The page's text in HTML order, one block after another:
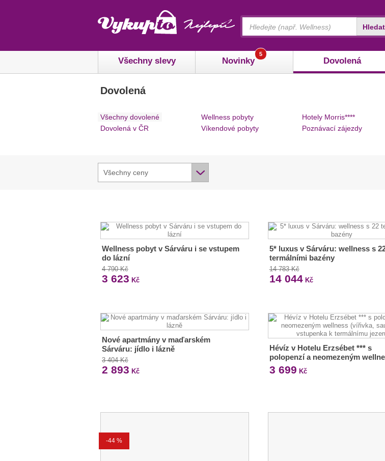
Všechny slevy Novinky
5
Dovolená
Hledat
Dovolená
Všechny dovolené
Dovolená v ČR
Wellness pobyty
Víkendové pobyty
Hotely Morris****
Poznávací zájezdy
Všechny ceny
Wellness pobyt v Sárváru i se vstupem
do lázní
4 790 Kč
3 623 Kč
5* luxus v Sárváru: wellness s
termálními bazény
14 783 Kč
14 044Kč
Nové apartmány v maďarském
Sárváru: jídlo i lázně
3 404 Kč
2 893 Kč
Hévíz v Hotelu Erzsébet *** s
polopenzí a neomezeným
3 699 Kč
-44 %